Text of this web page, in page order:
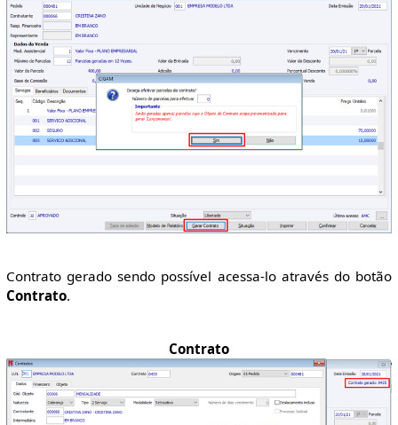
Contrato gerado sendo possível acessa-lo através do botão
Contrato.
Contrato